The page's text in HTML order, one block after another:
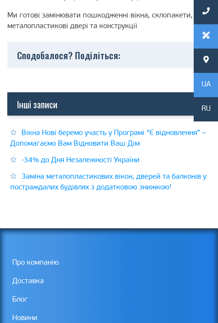
Ми готові замінювати пошкодженні вікна, склопакети,
металопластикові двері та конструкції
Сподобалося? Поділіться:
Інші записи
Вікна Нові беремо участь у Програмі “Є відновлення” –
Допомагаємо Вам Відновити Ваш Дім
-34% до Дня Незалежності України
Заміна металопластикових вікон, дверей та балконів у
постраждалих будівлях з додатковою знижкою!
Про компанію
Доставка
Блог
Новини
UA
RU